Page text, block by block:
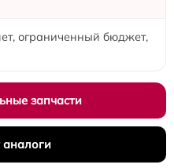
ограниченный бюджет,
запчасти